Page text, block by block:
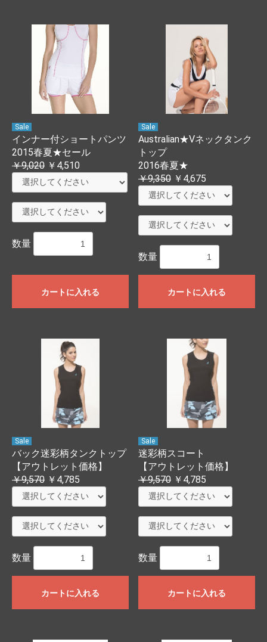
Sale
インナー付ショートパンツ
2015春夏★セール
￥9,020 ￥4,510
数量
カートに入れる
Sale
Australian★Vネックタンク
トップ
2016春夏★
￥9,350 ￥4,675
数量
カートに入れる
Sale
バック迷彩柄タンクトップ
【アウトレット価格】
￥9,570 ￥4,785
数量
カートに入れる
Sale
迷彩柄スコート
【アウトレット価格】
￥9,570 ￥4,785
数量
カートに入れる
お買い物を続ける カートへ進む